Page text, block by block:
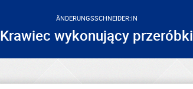
ÄNDERUNGSSCHNEIDER:IN
Krawiec wykonujący przeróbki